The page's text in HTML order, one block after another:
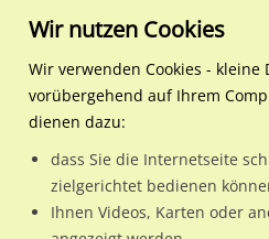
Regionale Plakatwerbung
Karl-Krull-Str./
Wir nutzen Cookies
Wir verwenden Cookies - kleine
vorübergehend auf Ihrem
dienen dazu:
dass Sie die Internetseite
zielgerichtet bedienen
Ihnen Videos, Karten oder